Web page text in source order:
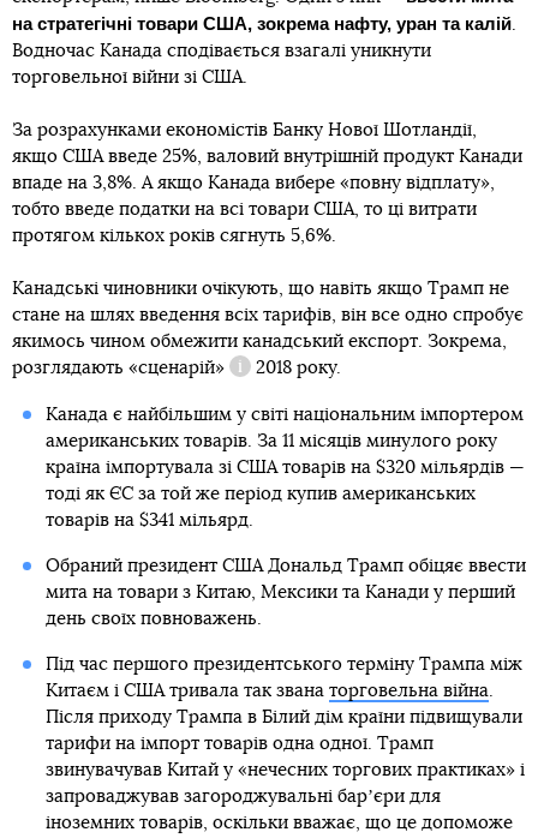
на стратегічні товари США, зокрема нафту, уран та калій
Водночас Канада сподівається взагалі уникнути
торговельної війни зі США.
За розрахунками економістів Банку Нової Шотландії,
якщо США введе 25%, валовий внутрішній продукт Канади
впаде на 3,8%. А якщо Канада вибере «повну відплату»,
тобто введе податки на всі товари США, то ці витрати
протягом кількох років сягнуть 5,6%.
Канадські чиновники очікують, що навіть якщо Трамп не
стане на шлях введення всіх тарифів, він все одно спробує
якимось чином обмежити канадський експорт. Зокрема,
розглядають «сценарій»
Довідка
2018 року.
Канада є найбільшим у світі національним імпортером
американських товарів. За 11 місяців минулого року
країна імпортувала зі США товарів на $320 мільярдів —
тоді як ЄС за той же період купив американських
товарів на $341 мільярд.
Обраний президент США Дональд Трамп обіцяє ввести
мита на товари з Китаю, Мексики та Канади у перший
день своїх повноважень.
Під час першого президентського терміну Трампа між
Китаєм і США тривала так звана торговельна війна
Після приходу Трампа в Білий дім країни підвищували
тарифи на імпорт товарів одна одної. Трамп
звинувачував Китай у «нечесних торгових практиках» і
запроваджував загороджувальні барʼєри для
іноземних товарів, оскільки вважає, що це допоможе